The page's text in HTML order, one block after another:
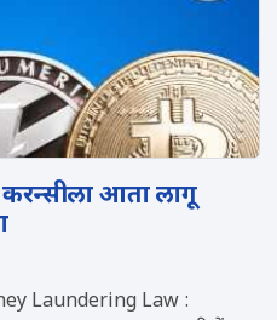
करन्सीला आता लागू
Laundering Law :